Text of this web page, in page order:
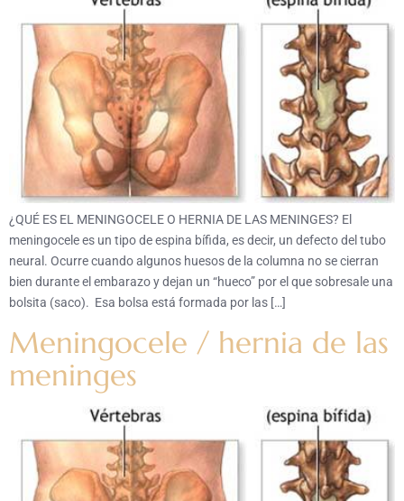
¿QUÉ ES EL MENINGOCELE O HERNIA DE LAS MENINGES? El
meningocele es un tipo de espina bífida, es decir, un defecto del tubo
neural. Ocurre cuando algunos huesos de la columna no se cierran
bien durante el embarazo y dejan un “hueco” por el que sobresale una
bolsita (saco). Esa bolsa está formada por las […]
Meningocele / hernia de las
meninges